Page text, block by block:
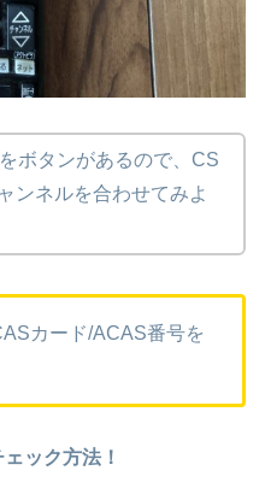
ボタンがあるので、CS
ンネルを合わせてみよ
カード/ACAS番号を
ック方法！